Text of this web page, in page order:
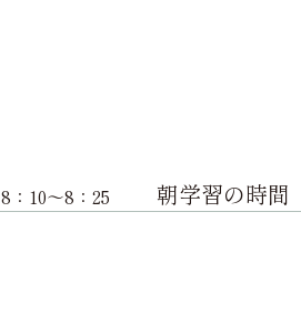
8：10〜8：25 朝学習の時間